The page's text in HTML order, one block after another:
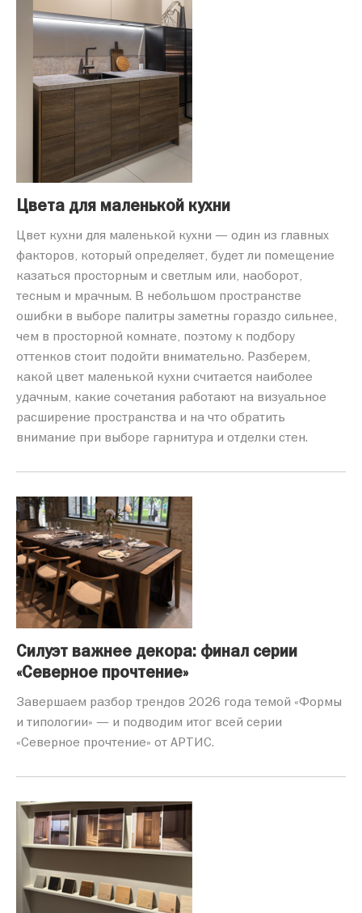
Цвета для маленькой кухни
Цвет кухни для маленькой кухни — один из главных
факторов, который определяет, будет ли помещение
казаться просторным и светлым или, наоборот,
тесным и мрачным. В небольшом пространстве
ошибки в выборе палитры заметны гораздо сильнее,
чем в просторной комнате, поэтому к подбору
оттенков стоит подойти внимательно. Разберем,
какой цвет маленькой кухни считается наиболее
удачным, какие сочетания работают на визуальное
расширение пространства и на что обратить
внимание при выборе гарнитура и отделки стен.
Силуэт важнее декора: финал серии
«Северное прочтение»
Завершаем разбор трендов 2026 года темой «Формы
и типологии» — и подводим итог всей серии
«Северное прочтение» от АРТИС.